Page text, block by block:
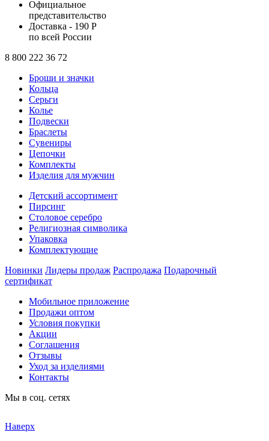
Официальное
представительство
Доставка - 190 Р
по всей России
8 800 222 36 72
Броши и значки
Кольца
Серьги
Колье
Подвески
Браслеты
Сувениры
Цепочки
Комплекты
Изделия для мужчин
Детский ассортимент
Пирсинг
Столовое серебро
Религиозная символика
Упаковка
Комплектующие
Новинки Лидеры продаж Распродажа Подарочный
сертификат
Мобильное приложение
Продажи оптом
Условия покупки
Акции
Соглашения
Отзывы
Уход за изделиями
Контакты
Мы в соц. сетях
Наверх